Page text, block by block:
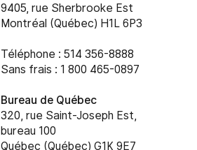
9405, rue Sherbrooke Est
Montréal (Québec) H1L 6P3
Téléphone : 514 356-8888
Sans frais : 1 800 465-0897
Bureau de Québec
320, rue Saint-Joseph Est,
bureau 100
Québec (Québec) G1K 9E7